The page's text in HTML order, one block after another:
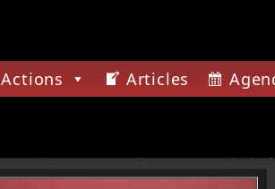
Actions Articles